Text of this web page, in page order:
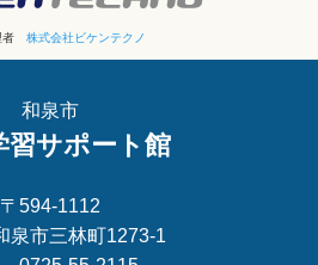
者 株式会社ビケンテクノ
和泉市
習サポート館
〒594-1112
泉市三林町1273-1